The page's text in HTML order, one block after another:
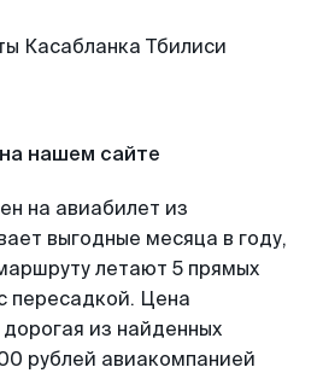
нашем сайте
на авиабилет из
выгодные месяца в году,
летают 5 прямых
пересадкой. Цена
из найденных
рублей авиакомпанией